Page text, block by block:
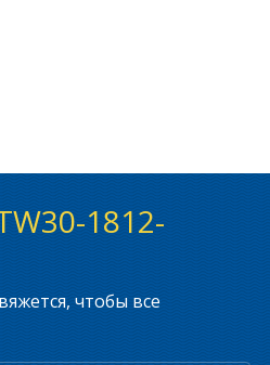
1812-
чтобы все